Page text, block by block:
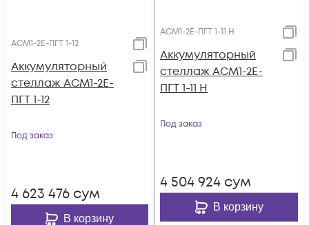
АСМ1-2E-ПГТ 1-12
Аккумуляторный
стеллаж АСМ1-2E-
ПГТ 1-12
Под заказ
4 623 476 сум
В корзину
АСМ1-2E-ПГТ 1-11 H
Аккумуляторный
стеллаж АСМ1-2E-
ПГТ 1-11 H
Под заказ
4 504 924 сум
В корзину